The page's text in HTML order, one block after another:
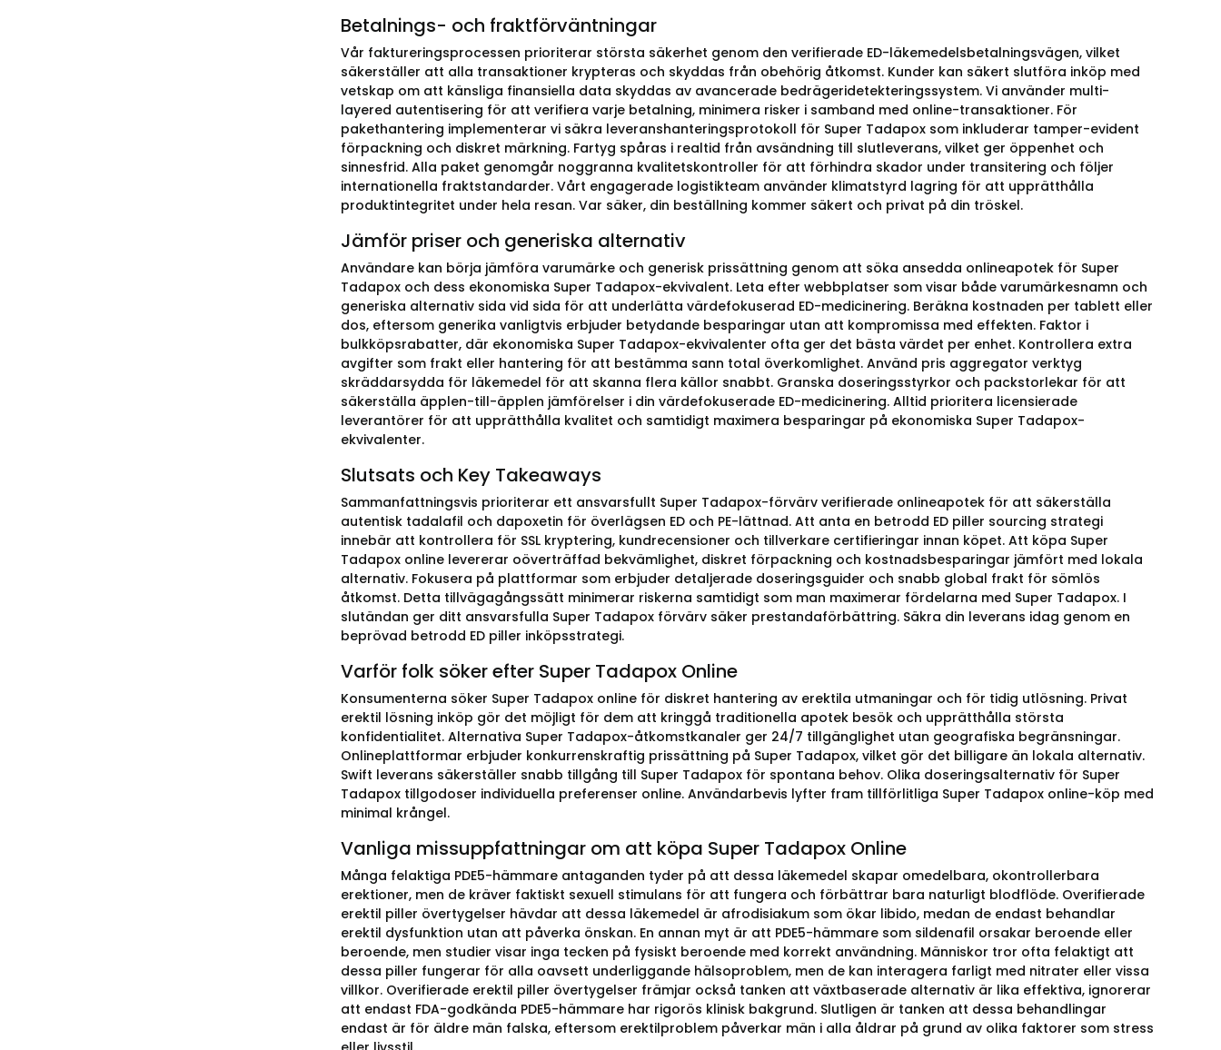
Betalnings- och fraktförväntningar
Vår faktureringsprocessen prioriterar största säkerhet genom den verifierade ED-läkemedelsbetalningsvägen, vilket
säkerställer att alla transaktioner krypteras och skyddas från obehörig åtkomst. Kunder kan säkert slutföra inköp med
vetskap om att känsliga finansiella data skyddas av avancerade bedrägeridetekteringssystem. Vi använder multi-
layered autentisering för att verifiera varje betalning, minimera risker i samband med online-transaktioner. För
pakethantering implementerar vi säkra leveranshanteringsprotokoll för Super Tadapox som inkluderar tamper-evident
förpackning och diskret märkning. Fartyg spåras i realtid från avsändning till slutleverans, vilket ger öppenhet och
sinnesfrid. Alla paket genomgår noggranna kvalitetskontroller för att förhindra skador under transitering och följer
internationella fraktstandarder. Vårt engagerade logistikteam använder klimatstyrd lagring för att upprätthålla
produktintegritet under hela resan. Var säker, din beställning kommer säkert och privat på din tröskel.
Jämför priser och generiska alternativ
Användare kan börja jämföra varumärke och generisk prissättning genom att söka ansedda onlineapotek för Super
Tadapox och dess ekonomiska Super Tadapox-ekvivalent. Leta efter webbplatser som visar både varumärkesnamn och
generiska alternativ sida vid sida för att underlätta värdefokuserad ED-medicinering. Beräkna kostnaden per tablett eller
dos, eftersom generika vanligtvis erbjuder betydande besparingar utan att kompromissa med effekten. Faktor i
bulkköpsrabatter, där ekonomiska Super Tadapox-ekvivalenter ofta ger det bästa värdet per enhet. Kontrollera extra
avgifter som frakt eller hantering för att bestämma sann total överkomlighet. Använd pris aggregator verktyg
skräddarsydda för läkemedel för att skanna flera källor snabbt. Granska doseringsstyrkor och packstorlekar för att
säkerställa äpplen-till-äpplen jämförelser i din värdefokuserade ED-medicinering. Alltid prioritera licensierade
leverantörer för att upprätthålla kvalitet och samtidigt maximera besparingar på ekonomiska Super Tadapox-
ekvivalenter.
Slutsats och Key Takeaways
Sammanfattningsvis prioriterar ett ansvarsfullt Super Tadapox-förvärv verifierade onlineapotek för att säkerställa
autentisk tadalafil och dapoxetin för överlägsen ED och PE-lättnad. Att anta en betrodd ED piller sourcing strategi
innebär att kontrollera för SSL kryptering, kundrecensioner och tillverkare certifieringar innan köpet. Att köpa Super
Tadapox online levererar oöverträffad bekvämlighet, diskret förpackning och kostnadsbesparingar jämfört med lokala
alternativ. Fokusera på plattformar som erbjuder detaljerade doseringsguider och snabb global frakt för sömlös
åtkomst. Detta tillvägagångssätt minimerar riskerna samtidigt som man maximerar fördelarna med Super Tadapox. I
slutändan ger ditt ansvarsfulla Super Tadapox förvärv säker prestandaförbättring. Säkra din leverans idag genom en
beprövad betrodd ED piller inköpsstrategi.
Varför folk söker efter Super Tadapox Online
Konsumenterna söker Super Tadapox online för diskret hantering av erektila utmaningar och för tidig utlösning. Privat
erektil lösning inköp gör det möjligt för dem att kringgå traditionella apotek besök och upprätthålla största
konfidentialitet. Alternativa Super Tadapox-åtkomstkanaler ger 24/7 tillgänglighet utan geografiska begränsningar.
Onlineplattformar erbjuder konkurrenskraftig prissättning på Super Tadapox, vilket gör det billigare än lokala alternativ.
Swift leverans säkerställer snabb tillgång till Super Tadapox för spontana behov. Olika doseringsalternativ för Super
Tadapox tillgodoser individuella preferenser online. Användarbevis lyfter fram tillförlitliga Super Tadapox online-köp med
minimal krångel.
Vanliga missuppfattningar om att köpa Super Tadapox Online
Många felaktiga PDE5-hämmare antaganden tyder på att dessa läkemedel skapar omedelbara, okontrollerbara
erektioner, men de kräver faktiskt sexuell stimulans för att fungera och förbättrar bara naturligt blodflöde. Overifierade
erektil piller övertygelser hävdar att dessa läkemedel är afrodisiakum som ökar libido, medan de endast behandlar
erektil dysfunktion utan att påverka önskan. En annan myt är att PDE5-hämmare som sildenafil orsakar beroende eller
beroende, men studier visar inga tecken på fysiskt beroende med korrekt användning. Människor tror ofta felaktigt att
dessa piller fungerar för alla oavsett underliggande hälsoproblem, men de kan interagera farligt med nitrater eller vissa
villkor. Overifierade erektil piller övertygelser främjar också tanken att växtbaserade alternativ är lika effektiva, ignorerar
att endast FDA-godkända PDE5-hämmare har rigorös klinisk bakgrund. Slutligen är tanken att dessa behandlingar
endast är för äldre män falska, eftersom erektilproblem påverkar män i alla åldrar på grund av olika faktorer som stress